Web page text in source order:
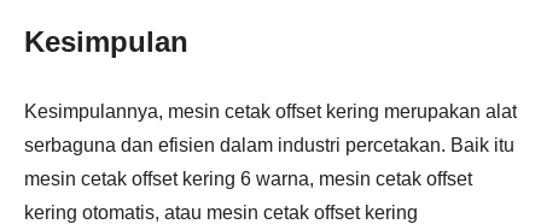
Kesimpulan
Kesimpulannya, mesin cetak offset kering merupakan alat
serbaguna dan efisien dalam industri percetakan. Baik itu
mesin cetak offset kering 6 warna, mesin cetak offset
kering otomatis, atau mesin cetak offset kering